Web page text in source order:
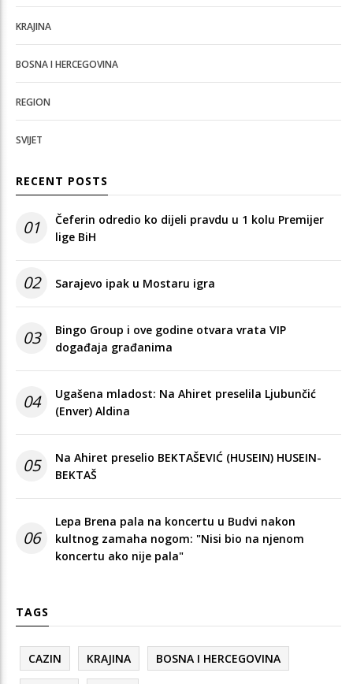
KRAJINA
BOSNA I HERCEGOVINA
REGION
SVIJET
RECENT POSTS
01
Čeferin odredio ko dijeli pravdu u 1 kolu Premijer
lige BiH
02 Sarajevo ipak u Mostaru igra
03
Bingo Group i ove godine otvara vrata VIP
događaja građanima
04
Ugašena mladost: Na Ahiret preselila Ljubunčić
(Enver) Aldina
05
Na Ahiret preselio BEKTAŠEVIĆ (HUSEIN) HUSEIN-
BEKTAŠ
06
Lepa Brena pala na koncertu u Budvi nakon
kultnog zamaha nogom: "Nisi bio na njenom
koncertu ako nije pala"
TAGS
CAZIN KRAJINA BOSNA I HERCEGOVINA